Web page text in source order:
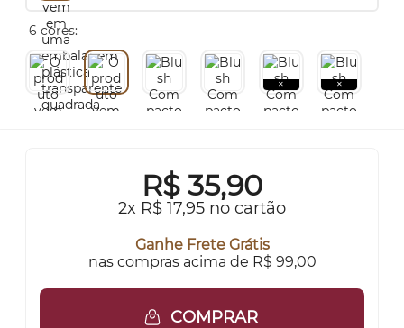
6 cores:
R$ 35,90
2x R$ 17,95 no cartão
Ganhe Frete Grátis
nas compras acima de R$ 99,00
COMPRAR